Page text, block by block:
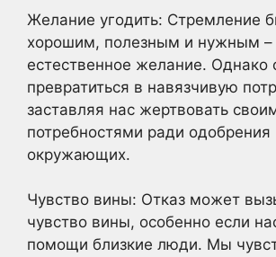
Желание угодить: Стремление
хорошим, полезным и нужным –
естественное желание.
превратиться в навязчивую
заставляя нас жертвовать
потребностями ради одобрения
окружающих.
Чувство вины: Отказ может
чувство вины, особенно если
помощи близкие люди. Мы